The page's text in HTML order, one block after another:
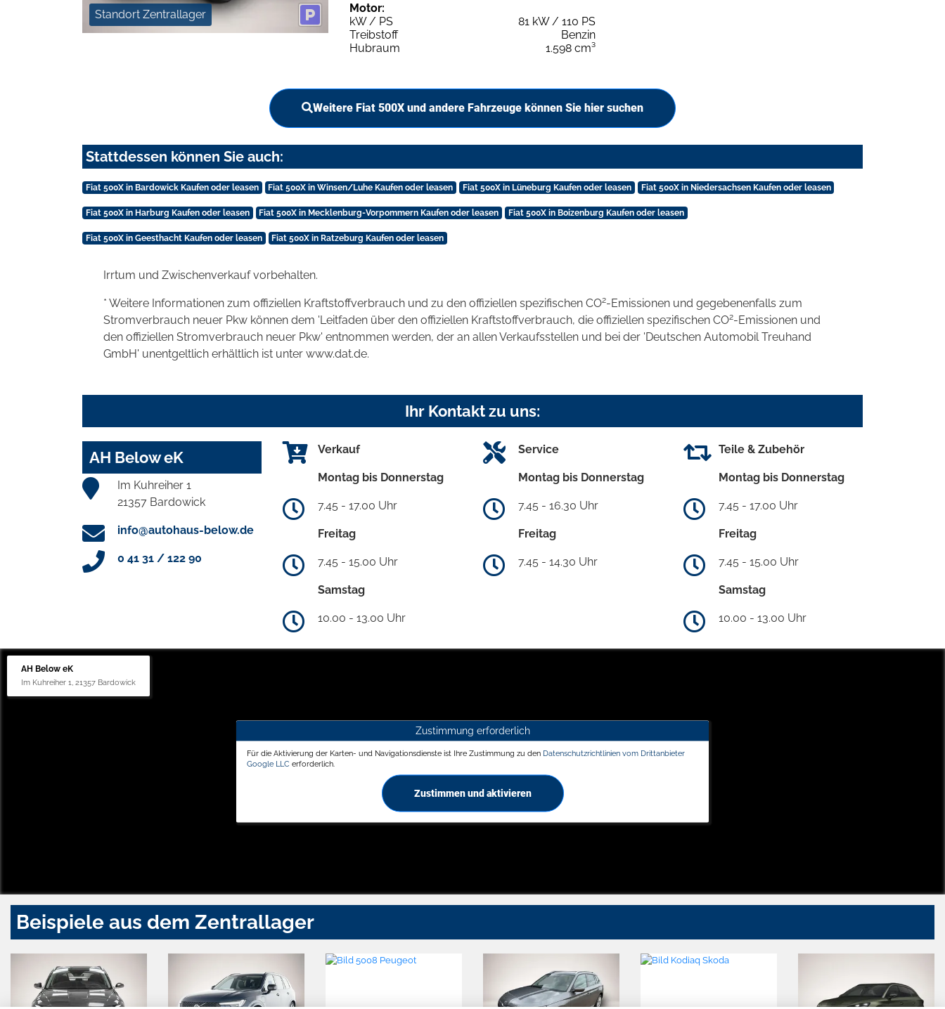
Standort Zentrallager
Motor:
kW / PS
81 kW / 110 PS
Treibstoff
Benzin
Hubraum
1.598 cm³
Weitere Fiat 500X und andere Fahrzeuge können Sie hier suchen
Stattdessen können Sie auch:
Fiat 500X in Bardowick Kaufen oder leasen Fiat 500X in Winsen/Luhe Kaufen oder leasen Fiat 500X in Lüneburg Kaufen oder leasen Fiat 500X in Niedersachsen Kaufen oder leasen
Fiat 500X in Harburg Kaufen oder leasen Fiat 500X in Mecklenburg-Vorpommern Kaufen oder leasen Fiat 500X in Boizenburg Kaufen oder leasen
Fiat 500X in Geesthacht Kaufen oder leasen Fiat 500X in Ratzeburg Kaufen oder leasen
Irrtum und Zwischenverkauf vorbehalten.
* Weitere Informationen zum offiziellen Kraftstoffverbrauch und zu den offiziellen spezifischen CO2-Emissionen und gegebenenfalls zum
Stromverbrauch neuer Pkw können dem 'Leitfaden über den offiziellen Kraftstoffverbrauch, die offiziellen spezifischen CO2-Emissionen und
den offiziellen Stromverbrauch neuer Pkw' entnommen werden, der an allen Verkaufsstellen und bei der 'Deutschen Automobil Treuhand
GmbH' unentgeltlich erhältlich ist unter www.dat.de.
Ihr Kontakt zu uns:
AH Below eK
Im Kuhreiher 1
21357 Bardowick
info@autohaus-below.de
0 41 31 / 122 90
Verkauf
Montag bis Donnerstag
7.45 - 17.00 Uhr
Freitag
7.45 - 15.00 Uhr
Samstag
10.00 - 13.00 Uhr
Service
Montag bis Donnerstag
7.45 - 16.30 Uhr
Freitag
7.45 - 14.30 Uhr
Teile & Zubehör
Montag bis Donnerstag
7.45 - 17.00 Uhr
Freitag
7.45 - 15.00 Uhr
Samstag
10.00 - 13.00 Uhr
AH Below eK
Im Kuhreiher 1, 21357 Bardowick
Zustimmung erforderlich
Für die Aktivierung der Karten- und Navigationsdienste ist Ihre Zustimmung zu den Datenschutzrichtlinien vom Drittanbieter
Google LLC erforderlich.
Zustimmen und aktivieren
Beispiele aus dem Zentrallager